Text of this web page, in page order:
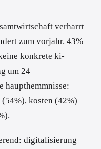
verharrt
zum vorjahr. 43%
konkrete ki-
um 24
haupthemmnisse:
kosten (42%)
digitalisierung